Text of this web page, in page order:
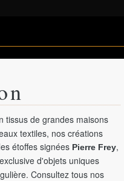
tissus de grandes maisons
textiles, nos créations
étoffes signées Pierre Frey,
d'objets uniques
Consultez tous nos